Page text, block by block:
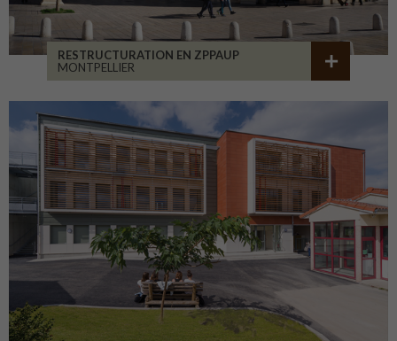
RESTRUCTURATION EN ZPPAUP
MONTPELLIER